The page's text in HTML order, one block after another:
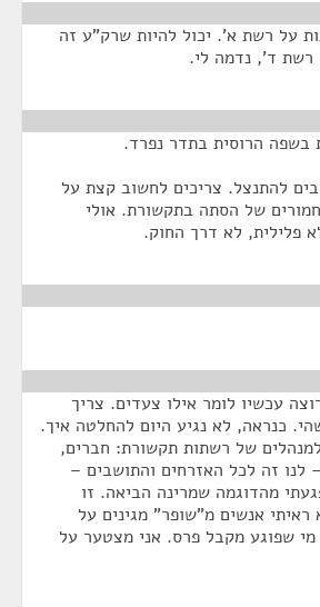
על רשת א'. יכול להיות שרק"ע זה
רשת ד', נדמה לי.
הרוסית בתדר נפרד.
להתנצל. צריכים לחשוב קצת על
של הסתה בתקשורת. אולי
פלילית, לא דרך החוק.
עכשיו לומר אילו צעדים. צריך
כנראה, לא נגיע היום להחלטה איך.
של רשתות תקשורת: חברים,
לנו זה לכל האזרחים והתושבים –
מהדוגמה שמרינה הביאה. זו
ראיתי אנשים מ"שופר" מגינים על
מי שפוגע מקבל פרס. אני מצטער על